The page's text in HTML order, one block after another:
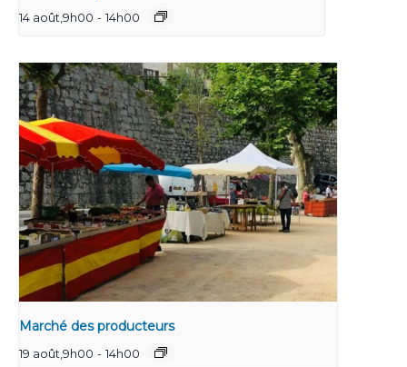
14 août,9h00 - 14h00
Marché des producteurs
19 août,9h00 - 14h00